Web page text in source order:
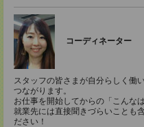
コーディネーター
スタッフの皆さまが自分らしく働
つながります。
お仕事を開始してからの「こんな
就業先には直接聞きづらいことも
ださい！